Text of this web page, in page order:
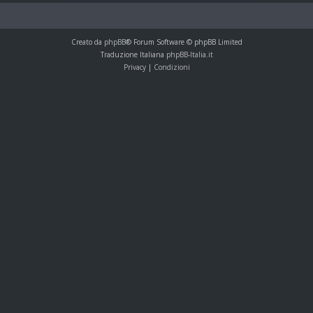
Creato da phpBB® Forum Software © phpBB Limited
Traduzione Italiana phpBB-Italia.it
Privacy| Condizioni